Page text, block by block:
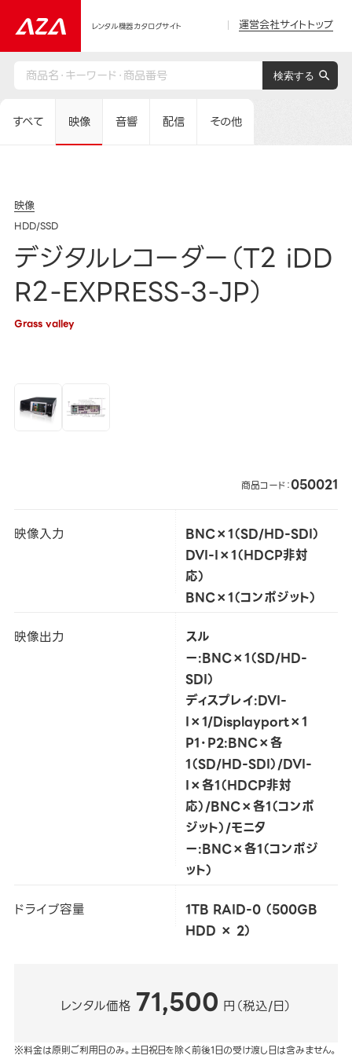
レンタル機器カタログサイト 運営会社サイトトップ
すべて 映像 音響 配信 その他
映像
HDD/SSD
デジタルレコーダー（T2 iDD
R2-EXPRESS-3-JP）
Grass valley
商品コード：050021
映像入力
BNC×1（SD/HD-SDI）
DVI-I×1（HDCP非対
応）
BNC×1（コンポジット）
映像出力
スル
ー:BNC×1（SD/HD-
SDI）
ディスプレイ:DVI-
I×1/Displayport×1
P1・P2:BNC×各
1（SD/HD-SDI）/DVI-
I×各1（HDCP非対
応）/BNC×各1（コンポ
ジット）/モニタ
ー:BNC×各1（コンポジ
ット）
ドライブ容量
1TB RAID-0 （500GB
HDD × 2）
レンタル価格 71,500 円（税込/日）
※料金は原則ご利用日のみ。土日祝日を除く前後1日の受け渡し日は含みません。